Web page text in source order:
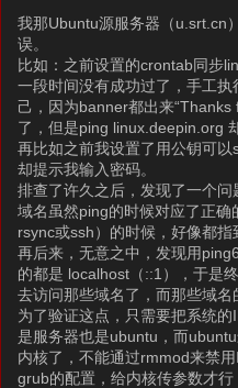
我那Ubuntu源服务器（u.srt.cn
误。
比如：之前设置的crontab同步
一段时间没有成功过了，手工
己，因为banner都出来
了，但是ping linux.deepin.org
再比如之前我设置了用公钥可
却提示我输入密码。
排查了许久之后，发现了一个
域名虽然ping的时候对应了正
rsync或ssh）的时候，好像都指
再后来，无意之中，发现用
的都是 localhost（::1），于是
去访问那些域名了，而那些域名
为了验证这点，只需要把系统
是服务器也是ubuntu，而
内核了，不能通过rmmod来禁
grub的配置，给内核传参数才行